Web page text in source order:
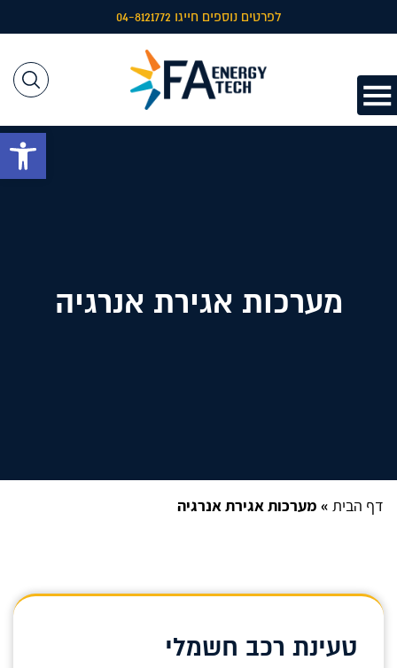
לפרטים נוספים חייגו 04-8121772
מערכות אגירת אנרגיה
דף הבית » מערכות אגירת אנרגיה
טעינת רכב חשמלי